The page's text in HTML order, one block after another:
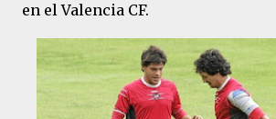
en el Valencia CF.